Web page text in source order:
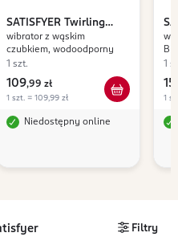
SATISFYER
Twirling
Delight
wibrator z wąskim
czubkiem, wodoodporny
1 szt.
109,99 zł
1 szt. = 109,99 zł
Niedostępny online
1
1
Filtry